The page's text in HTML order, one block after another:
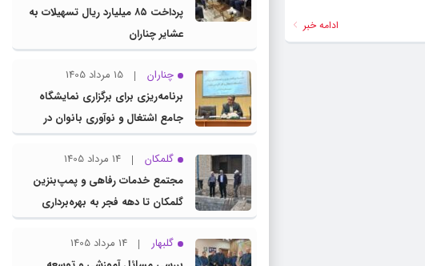
ادامه خبر
پرداخت ۸۵ میلیارد ریال تسهیلات به
عشایر چناران
چناران
15 مرداد 1405
برنامه‌ریزی برای برگزاری نمایشگاه
جامع اشتغال و نوآوری بانوان در
چناران
گلمکان
14 مرداد 1405
مجتمع خدمات رفاهی و پمپ‌بنزین
گلمکان تا دهه فجر به بهره‌برداری
می‌رسد
گلبهار
14 مرداد 1405